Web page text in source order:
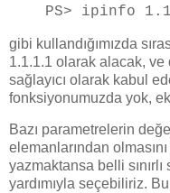
PS> ipinfo
gibi kullandığımızda
1.1.1.1 olarak alacak,
sağlayıcı olarak kabul
fonksiyonumuzda yok,
Bazı parametrelerin
elemanlarından
yazmaktansa belli
yardımıyla seçebiliriz.